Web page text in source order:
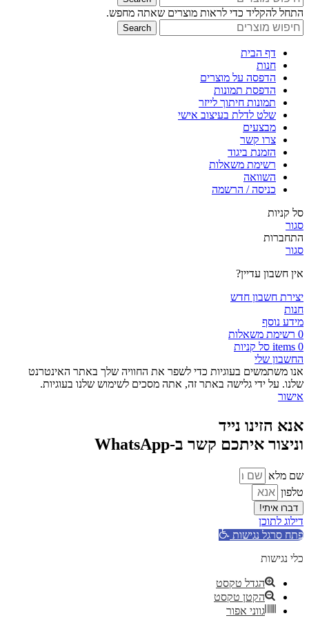
התחל להקליד כדי לראות מוצרים שאתה מחפש.
Search
דף הבית
חנות
הדפסה על מוצרים
הדפסת תמונות
תמונות חיתוך לייזר
שלט לדלת בעיצוב אישי
מבצעים
צרו קשר
הזמנת ביגוד
רשימת משאלות
השוואה
כניסה / הרשמה
סל קניות
סגור
התחברות
סגור
אין חשבון עדיין?
יצירת חשבון חדש
חנות
מידע נוסף
0 רשימת משאלות
0
items סל קניות
החשבון שלי
אנו משתמשים בעוגיות כדי לשפר את החוויה שלך באתר האינטרנט
שלנו. על ידי גלישה באתר זה, אתה מסכים לשימוש שלנו בעוגיות.
אישור
אנא הזינו נייד
וניצור איתכם קשר ב-WhatsApp
שם מלא
טלפון
דברו איתי!
דילוג לתוכן
פתח סרגל נגישות
כלי נגישות
הגדל טקסט
הקטן טקסט
גווני אפור